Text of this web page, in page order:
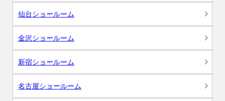
仙台ショールーム
金沢ショールーム
新宿ショールーム
名古屋ショールーム